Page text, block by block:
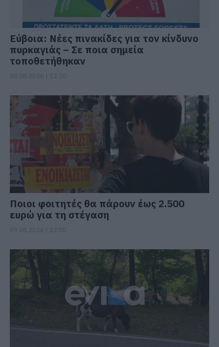
Εύβοια: Νέες πινακίδες για τον κίνδυνο
πυρκαγιάς – Σε ποια σημεία
τοποθετήθηκαν
Ποιοι φοιτητές θα πάρουν έως 2.500
ευρώ για τη στέγαση